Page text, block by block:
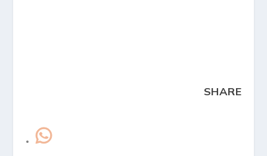
SHARE